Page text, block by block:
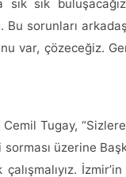
sık sık
sorunları
var, çözeceğiz.
Tugay,
üzerine